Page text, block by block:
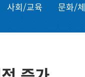
자주하는 질문
사회/교육 문화/